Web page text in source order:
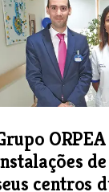
centros